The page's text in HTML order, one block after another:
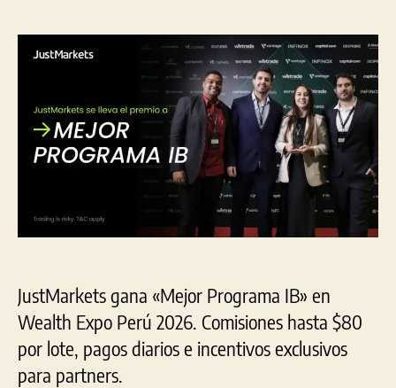
entrada
entrada
JustMarkets gana «Mejor Programa IB» en
Wealth Expo Perú 2026. Comisiones hasta $80
por lote, pagos diarios e incentivos exclusivos
para partners.